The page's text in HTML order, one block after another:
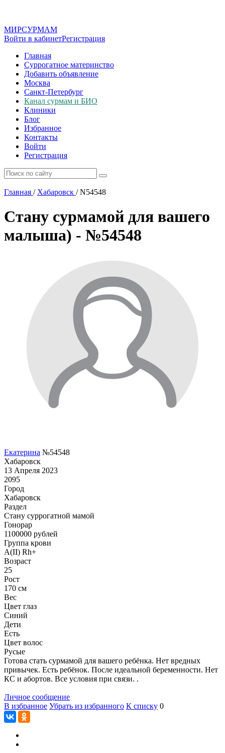
МИРСУРМАМ
Войти в кабинетРегистрация
Главная
Суррогатное материнство
Добавить объявление
Москва
Санкт-Петербург
Канал сурмам и БИО
Клиники
Блог
Избранное
Контакты
Войти
Регистрация
Главная / Хабаровск /N54548
Стану сурмамой для вашего
малыша) - №54548
Екатерина №54548
Хабаровск
13 Апреля 2023
2095
Город
Хабаровск
Раздел
Cтану суррогатной мамой
Гонoрар
1100000 рублей
Группа крови
A(II) Rh+
Возраст
25
Рост
170 см
Вес
Цвет глаз
Синий
Дети
Есть
Цвет волос
Русые
Готова стать сурмамой для вашего ребёнка. Нет вредных
привычек. Есть ребёнок. После идеальной беременности. Нет
КС и абортов. Все условия при связи. .
Личное сообщение
В избранное Убрать из избранного К списку 0